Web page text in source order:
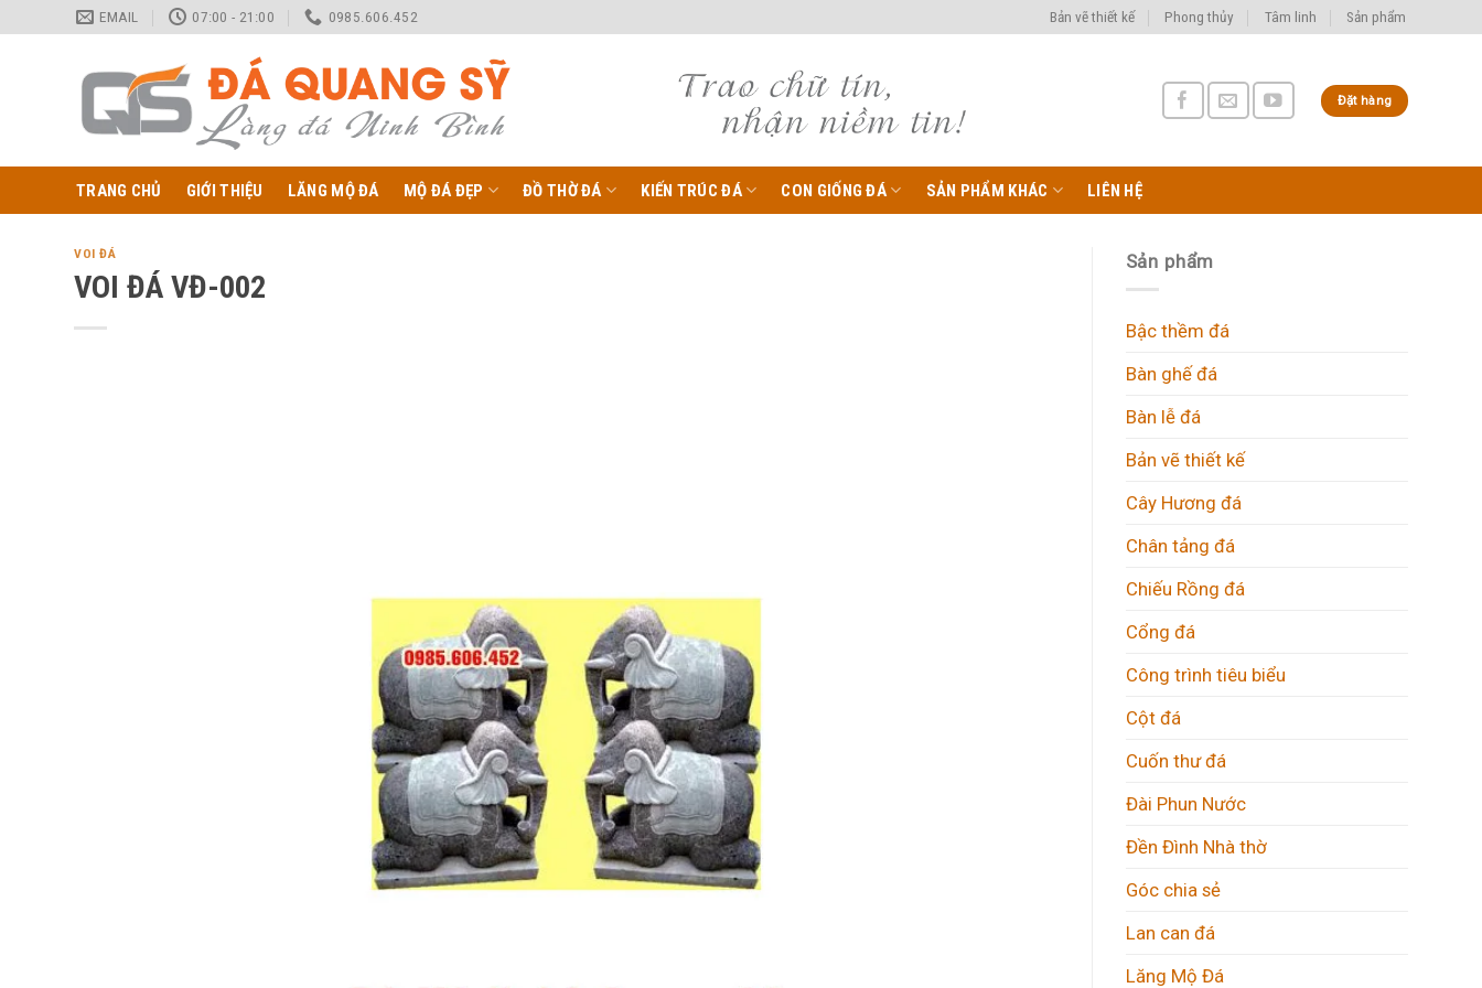
EMAIL 07:00 - 21:00 0985.606.452 Bản vẽ thiết kế Phong thủy Tâm linh Sản phẩm
Đặt hàng
TRANG CHỦ GIỚI THIỆU LĂNG MỘ ĐÁ MỘ ĐÁ ĐẸP ĐỒ THỜ ĐÁ KIẾN TRÚC ĐÁ CON GIỐNG ĐÁ SẢN PHẨM KHÁC LIÊN HỆ
VOI ĐÁ
VOI ĐÁ VĐ-002
Sản phẩm
Bậc thềm đá
Bàn ghế đá
Bàn lễ đá
Bản vẽ thiết kế
Cây Hương đá
Chân tảng đá
Chiếu Rồng đá
Cổng đá
Công trình tiêu biểu
Cột đá
Cuốn thư đá
Đài Phun Nước
Đền Đình Nhà thờ
Góc chia sẻ
Lan can đá
Lăng Mộ Đá